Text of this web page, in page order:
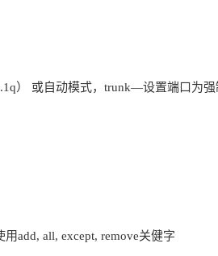
） 或自动模式，trunk—设置端口为
add, all, except, remove关健字